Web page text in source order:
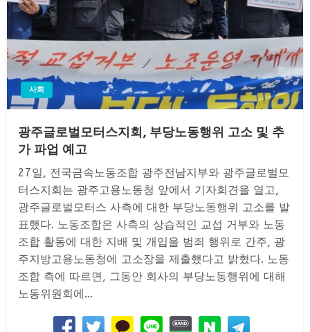
사회
광주글로벌모터스지회, 부당노동행위 고소 및 추
가 파업 예고
27일, 전국금속노동조합 광주전남지부와 광주글로벌모
터스지회는 광주고용노동청 앞에서 기자회견을 열고,
광주글로벌모터스 사측에 대한 부당노동행위 고소를 발
표했다. 노동조합은 사측의 상습적인 교섭 거부와 노동
조합 활동에 대한 지배 및 개입을 범죄 행위로 간주, 광
주지방고용노동청에 고소장을 제출했다고 밝혔다. 노동
조합 측에 따르면, 그동안 회사의 부당노동행위에 대해
노동위원회에…